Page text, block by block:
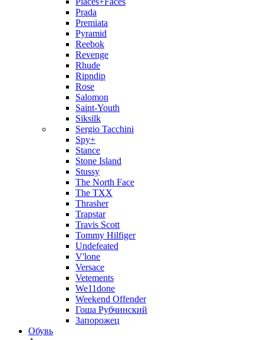
Prada
Premiata
Pyramid
Reebok
Revenge
Rhude
Ripndip
Rose
Salomon
Saint-Youth
Siksilk
Sergio Tacchini
Spy+
Stance
Stone Island
Stussy
The North Face
The TXX
Thrasher
Trapstar
Travis Scott
Tommy Hilfiger
Undefeated
V'lone
Versace
Vetements
We11done
Weekend Offender
Гоша Рубчинский
Запорожец
Обувь